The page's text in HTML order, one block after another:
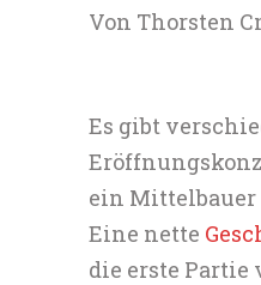
Von Thorsten
Es gibt
ein Mittelbauer
Eine nette
die erste Partie